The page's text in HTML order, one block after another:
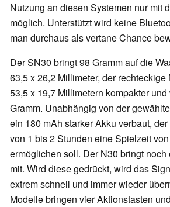
Nutzung an diesen Systemen nur mit
möglich. Unterstützt wird keine
man durchaus als vertane Chance
Der SN30 bringt 98 Gramm auf die
63,5 x 26,2 Millimeter, der rechteckige
53,5 x 19,7 Millimetern kompakter
Gramm. Unabhängig von der
ein 180 mAh starker Akku verbaut,
von 1 bis 2 Stunden eine Spielzeit
ermöglichen soll. Der N30 bringt noch
mit. Wird diese gedrückt, wird das
extrem schnell und immer wieder
Modelle bringen vier Aktionstasten